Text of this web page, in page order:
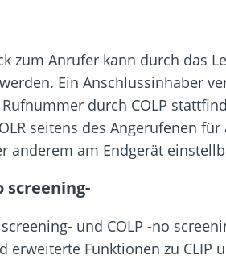
zum Anrufer kann durch das
Ein Anschlussinhaber
durch COLP
seitens des Angerufenen
am Endgerät
screening-
und COLP -no
Funktionen zu CLIP